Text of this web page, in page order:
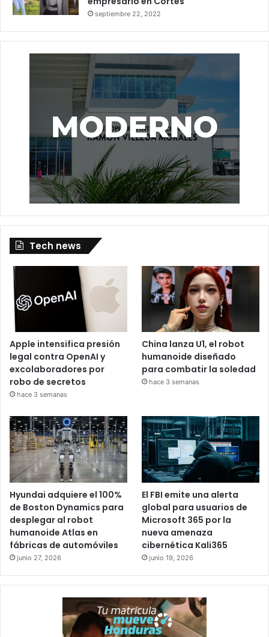
septiembre 22, 2022
Tech news
Apple intensifica presión
legal contra OpenAI y
excolaboradores por
robo de secretos
hace 3 semanas
China lanza U1, el robot
humanoide diseñado
para combatir la soledad
hace 3 semanas
Hyundai adquiere el 100%
de Boston Dynamics para
desplegar al robot
humanoide Atlas en
fábricas de automóviles
junio 27, 2026
El FBI emite una alerta
global para usuarios de
Microsoft 365 por la
nueva amenaza
cibernética Kali365
junio 19, 2026